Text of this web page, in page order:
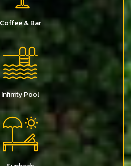
Coffee & Bar
Infinity Pool